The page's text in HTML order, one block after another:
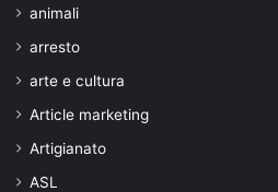
animali
arresto
arte e cultura
Article marketing
Artigianato
ASL